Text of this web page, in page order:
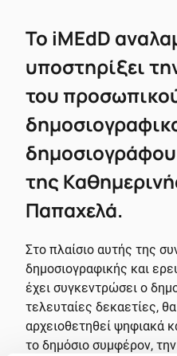
To iMEdD
υποστηρίξει
του
της
Παπαχελά.
Στο πλαίσιο αυτής της
δημοσιογραφικής και
έχει συγκεντρώσει ο
τελευταίες δεκαετίες,
αρχειοθετηθεί ψηφιακά
το δημόσιο συμφέρον,